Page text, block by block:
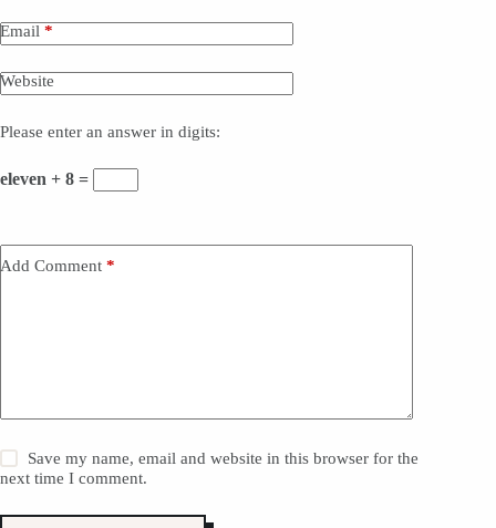
Email *
Website
Please enter an answer in digits:
eleven + 8 =
Add Comment *
Save my name, email and website in this browser for the
next time I comment.